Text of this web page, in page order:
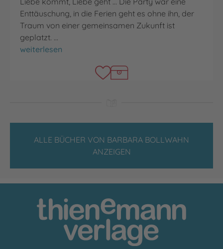
Enttäuschung, in die Ferien geht es ohne ihn, der
Traum von einer gemeinsamen Zukunft ist
geplatzt. …
Wohin dein Herz dich schlägt
weiterlesen
ALLE BÜCHER VON BARBARA BOLLWAHN
ANZEIGEN